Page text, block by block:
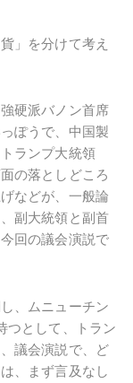
」を分けて考え
硬派バノン首席
ぽうで、中国製
ランプ大統領
の落としどころ
などが、一般論
副大統領と副首
回の議会演説で
、ムニューチン
つとして、トラン
議会演説で、ど
、まず言及なし